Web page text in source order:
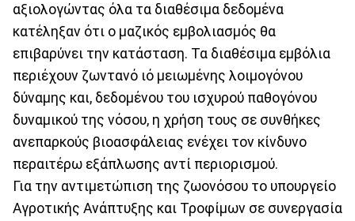
αξιολογώντας όλα τα διαθέσιμα δεδομένα
κατέληξαν ότι ο μαζικός εμβολιασμός θα
επιβαρύνει την κατάσταση. Τα διαθέσιμα εμβόλια
περιέχουν ζωντανό ιό μειωμένης λοιμογόνου
δύναμης και, δεδομένου του ισχυρού παθογόνου
δυναμικού της νόσου, η χρήση τους σε συνθήκες
ανεπαρκούς βιοασφάλειας ενέχει τον κίνδυνο
περαιτέρω εξάπλωσης αντί περιορισμού.
Για την αντιμετώπιση της ζωονόσου το υπουργείο
Αγροτικής Ανάπτυξης και Τροφίμων σε συνεργασία